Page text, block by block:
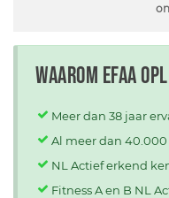
Waarom EFAA
Meer dan 38 jaar
Al meer dan
NL Actief erkend
Fitness A en B NL